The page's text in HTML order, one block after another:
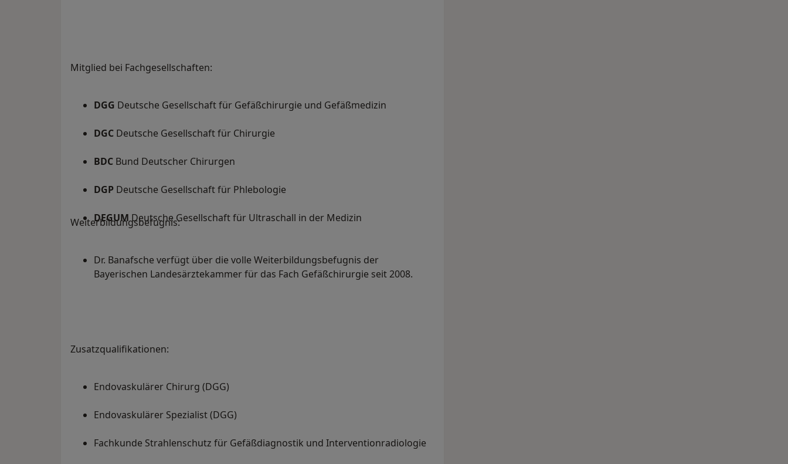
Mitglied bei Fachgesellschaften:
DGG Deutsche Gesellschaft für Gefäßchirurgie und Gefäßmedizin
DGC Deutsche Gesellschaft für Chirurgie
BDC Bund Deutscher Chirurgen
DGP Deutsche Gesellschaft für Phlebologie
DEGUMDeutsche Gesellschaft für Ultraschall in der Medizin
Weiterbildungsbefugnis:
Dr. Banafsche verfügt über die volle Weiterbildungsbefugnis der
Bayerischen Landesärztekammer für das Fach Gefäßchirurgie seit 2008.
Zusatzqualifikationen:
Endovaskulärer Chirurg (DGG)
Endovaskulärer Spezialist (DGG)
Fachkunde Strahlenschutz für Gefäßdiagnostik und Interventionradiologie